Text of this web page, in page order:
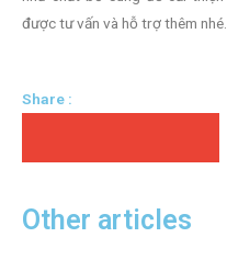
được tư vấn và hỗ trợ thêm nhé.
Share :
Other articles